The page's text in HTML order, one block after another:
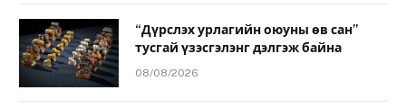
“Дүрслэх урлагийн оюуны өв сан”
тусгай үзэсгэлэнг дэлгэж байна
08/08/2026